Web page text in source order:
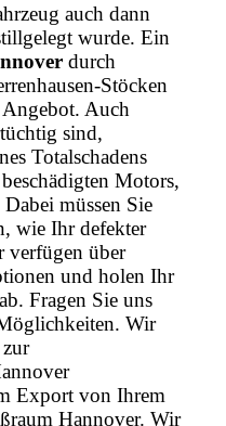
auch dann
wurde. Ein
durch
Stöcken
Angebot. Auch
sind,
Totalschadens
Motors,
müssen Sie
wie Ihr defekter
verfügen über
und holen Ihr
Fragen Sie uns
Wir
Export von Ihrem
Hannover. Wir